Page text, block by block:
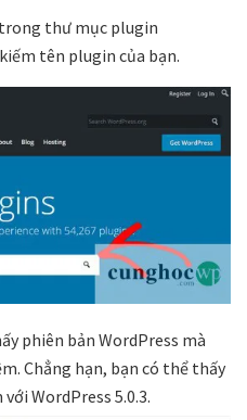
thư mục plugin
tên plugin của bạn.
phiên bản WordPress mà
Chẳng hạn, bạn có thể thấy
WordPress 5.0.3.